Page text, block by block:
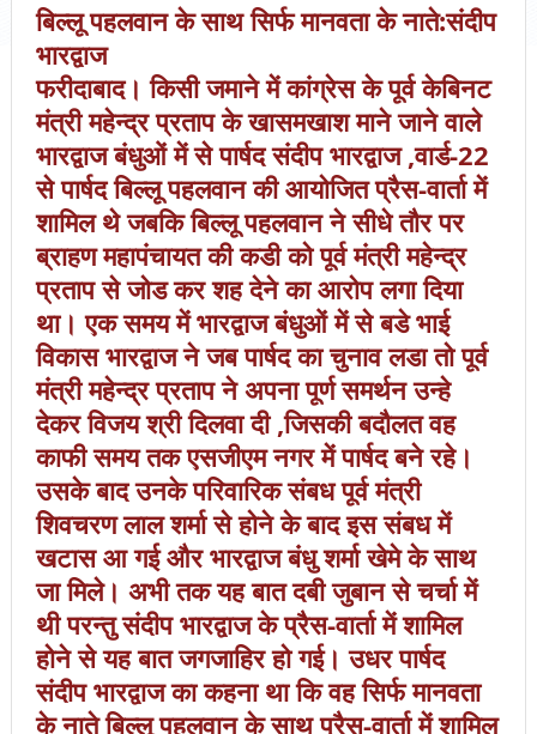
बिल्लू पहलवान के साथ सिर्फ मानवता के नाते:संदीप
भारद्वाज
फरीदाबाद। किसी जमाने में कांग्रेस के पूर्व केबिनट
मंत्री महेन्द्र प्रताप के खासमखाश माने जाने वाले
भारद्वाज बंधुओं में से पार्षद संदीप भारद्वाज ,वार्ड-22
से पार्षद बिल्लू पहलवान की आयोजित प्रैस-वार्ता में
शामिल थे जबकि बिल्लू पहलवान ने सीधे तौर पर
ब्राहण महापंचायत की कडी को पूर्व मंत्री महेन्द्र
प्रताप से जोड कर शह देने का आरोप लगा दिया
था। एक समय में भारद्वाज बंधुओं में से बडे भाई
विकास भारद्वाज ने जब पार्षद का चुनाव लडा तो पूर्व
मंत्री महेन्द्र प्रताप ने अपना पूर्ण समर्थन उन्हे
देकर विजय श्री दिलवा दी ,जिसकी बदौलत वह
काफी समय तक एसजीएम नगर में पार्षद बने रहे।
उसके बाद उनके परिवारिक संबध पूर्व मंत्री
शिवचरण लाल शर्मा से होने के बाद इस संबध में
खटास आ गई और भारद्वाज बंधु शर्मा खेमे के साथ
जा मिले। अभी तक यह बात दबी जुबान से चर्चा में
थी परन्तु संदीप भारद्वाज के प्रैस-वार्ता में शामिल
होने से यह बात जगजाहिर हो गई। उधर पार्षद
संदीप भारद्वाज का कहना था कि वह सिर्फ मानवता
के नाते बिल्लू पहलवान के साथ प्रैस-वार्ता में शामिल